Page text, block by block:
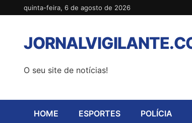
para
conteúdo
quinta-feira, 6 de agosto de 2026
O seu site de notícias!
HOME ESPORTES POLÍCIA